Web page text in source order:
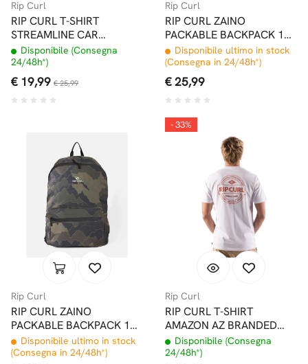
Rip Curl
RIP CURL T-SHIRT
STREAMLINE CAR
RELAXED OCHRE
Disponibile (Consegna
24/48h*)
€ 19,99 € 25,99
Rip Curl
RIP CURL ZAINO
PACKABLE BACKPACK 17L
DUSTY BLUE
Disponibile ultimo in stock
(Consegna in 24/48h*)
€ 25,99
Rip Curl
RIP CURL ZAINO
PACKABLE BACKPACK 17L
BLACK/OLIVE
Disponibile ultimo in stock
(Consegna in 24/48h*)
- 33%
Rip Curl
RIP CURL T-SHIRT
AMAZON AZ BRANDED
WHITE
Disponibile (Consegna
24/48h*)